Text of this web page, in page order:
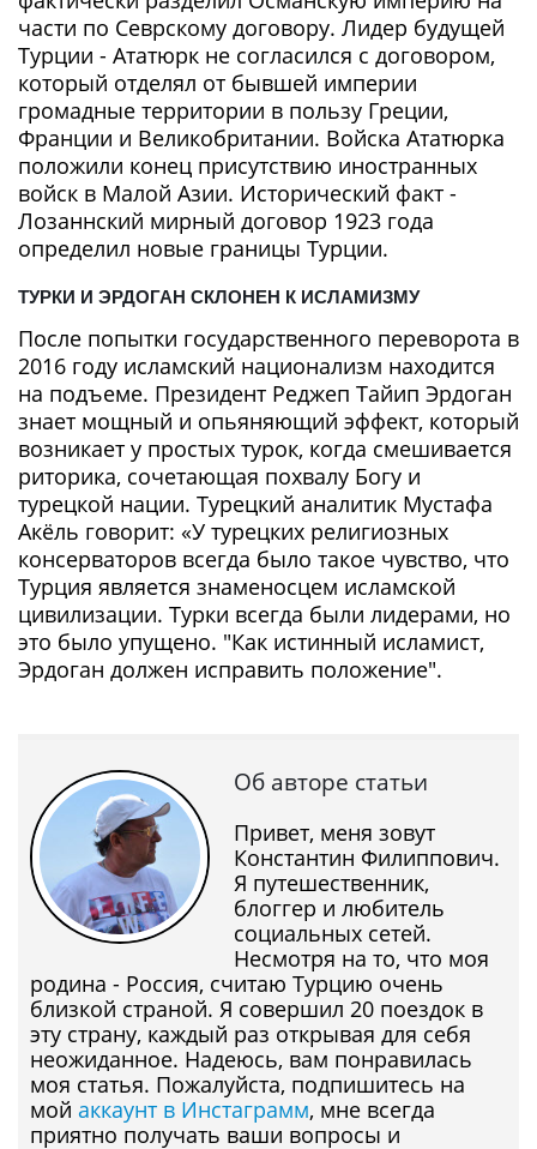
части по Севрскому договору. Лидер будущей
Турции - Ататюрк не согласился с договором,
который отделял от бывшей империи
громадные территории в пользу Греции,
Франции и Великобритании. Войска Ататюрка
положили конец присутствию иностранных
войск в Малой Азии. Исторический факт -
Лозаннский мирный договор 1923 года
определил новые границы Турции.
ТУРКИ И ЭРДОГАН СКЛОНЕН К ИСЛАМИЗМУ
После попытки государственного переворота в
2016 году исламский национализм находится
на подъеме. Президент Реджеп Тайип Эрдоган
знает мощный и опьяняющий эффект, который
возникает у простых турок, когда смешивается
риторика, сочетающая похвалу Богу и
турецкой нации. Турецкий аналитик Мустафа
Акёль говорит: «У турецких религиозных
консерваторов всегда было такое чувство, что
Турция является знаменосцем исламской
цивилизации. Турки всегда были лидерами, но
это было упущено. "Как истинный исламист,
Эрдоган должен исправить положение".
Об авторе статьи
Привет, меня зовут
Константин Филиппович.
Я путешественник,
блоггер и любитель
социальных сетей.
Несмотря на то, что моя
родина - Россия, считаю Турцию очень
близкой страной. Я совершил 20 поездок в
эту страну, каждый раз открывая для себя
неожиданное. Надеюсь, вам понравилась
моя статья. Пожалуйста, подпишитесь на
мой аккаунт в Инстаграмм, мне всегда
приятно получать ваши вопросы и